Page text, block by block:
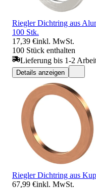
Riegler Dichtring aus
100 Stk.
17,39 €inkl. MwSt.
100 Stück enthalten
Lieferung bis 1-2
Details anzeigen
Riegler Dichtring aus
67,99 €inkl. MwSt.